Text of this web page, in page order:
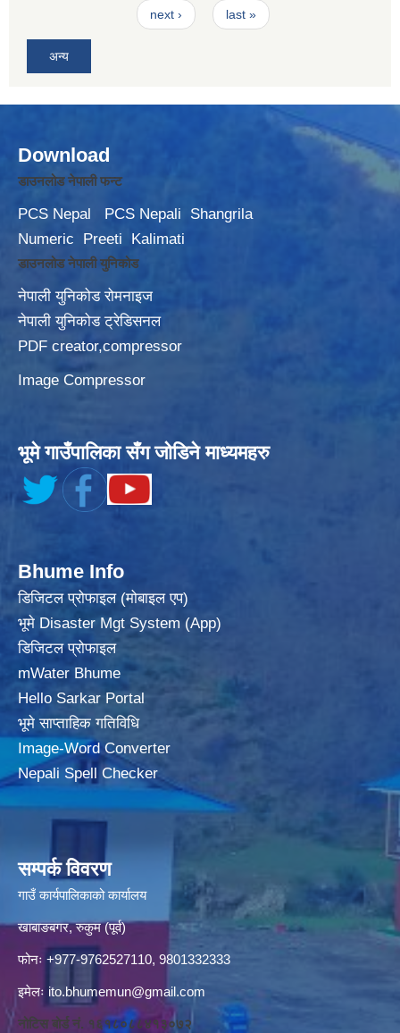
next › last »
अन्य
Download
डाउनलोड नेपाली फन्ट
PCS Nepal PCS Nepali
Shangrila
Numeric
Preeti Kalimati
डाउनलोड नेपाली युनिकोड
नेपाली युनिकोड रोमनाइज
नेपाली युनिकोड ट्रेडिसनल
PDF creator,compressor
Image Compressor
भूमे गाउँपालिका सँग जोडिने माध्यमहरु
Bhume Info
डिजिटल प्रोफाइल (मोबाइल एप)
भूमे Disaster Mgt System (App)
डिजिटल प्रोफाइल
mWater Bhume
Hello Sarkar Portal
भूमे साप्ताहिक गतिविधि
Image-Word Converter
Nepali Spell Checker
सम्पर्क विवरण
गाउँ कार्यपालिकाको कार्यालय
खाबाङबगर, रुकुम (पूर्व)
फोनः +977-9762527110, 9801332333
इमेलः ito.bhumemun@gmail.com
नोटिस बोर्ड नं. १६१८०८८४१३०७२